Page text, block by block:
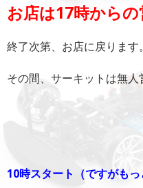
お店は17時からの
終了次第、お店に戻ります。
その間、サーキットは無
10時スタート（ですがも